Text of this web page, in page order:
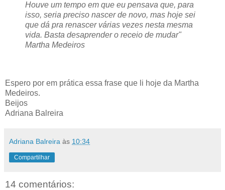
Houve um tempo em que eu pensava que, para
isso, seria preciso nascer de novo, mas hoje sei
que dá pra renascer várias vezes nesta mesma
vida. Basta desaprender o receio de mudar"
Martha Medeiros
Espero por em prática essa frase que li hoje da Martha
Medeiros.
Beijos
Adriana Balreira
Adriana Balreira às 10:34
Compartilhar
14 comentários: